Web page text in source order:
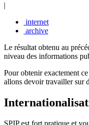
|
internet
archive
Le résultat obtenu au
niveau des informations
Pour obtenir exactement
allons devoir travailler sur
SPIP est fort pratique et